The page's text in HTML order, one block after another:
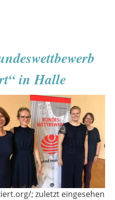
in Halle
; zuletzt eingesehen